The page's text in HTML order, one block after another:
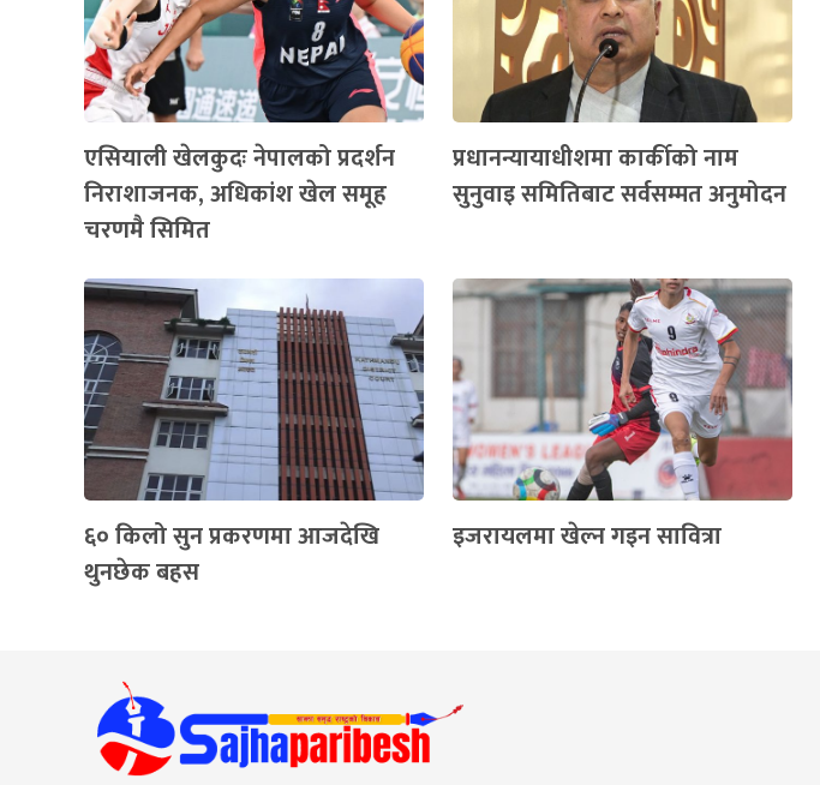
एसियाली खेलकुदः नेपालको प्रदर्शन
निराशाजनक, अधिकांश खेल समूह
चरणमै सिमित
प्रधानन्यायाधीशमा कार्कीको नाम
सुनुवाइ समितिबाट सर्वसम्मत अनुमोदन
६० किलो सुन प्रकरणमा आजदेखि
थुनछेक बहस
इजरायलमा खेल्न गइन सावित्रा